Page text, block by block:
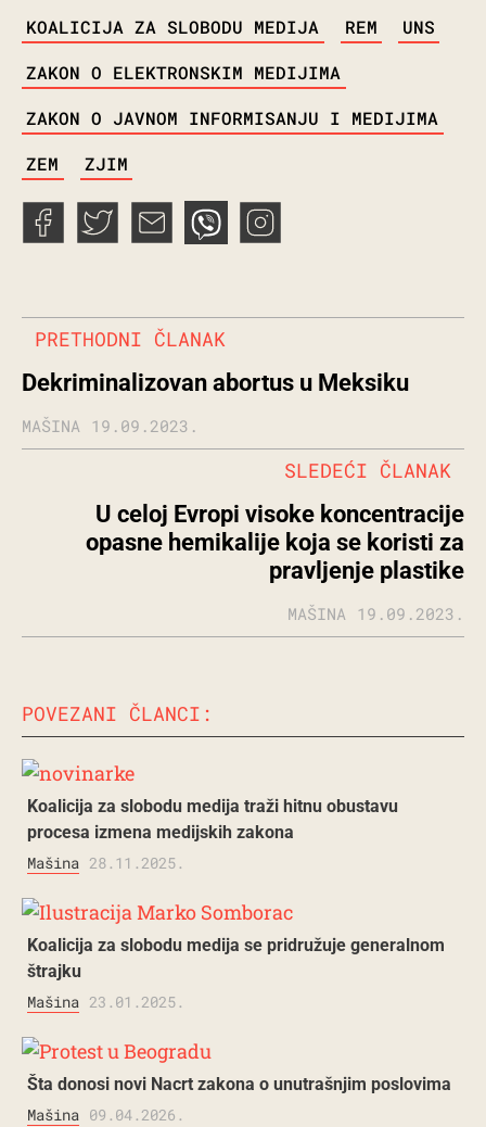
KOALICIJA ZA SLOBODU MEDIJA REM UNS
ZAKON O ELEKTRONSKIM MEDIJIMA
ZAKON O JAVNOM INFORMISANJU I MEDIJIMA
ZEM ZJIM
PRETHODNI ČLANAK
Dekriminalizovan abortus u Meksiku
MAŠINA 19.09.2023.
U celoj Evropi visoke koncentracije
opasne hemikalije koja se koristi za
pravljenje plastike
SLEDEĆI ČLANAK
MAŠINA 19.09.2023.
POVEZANI ČLANCI:
Koalicija za slobodu medija traži hitnu obustavu
procesa izmena medijskih zakona
Mašina 28.11.2025.
Koalicija za slobodu medija se pridružuje generalnom
štrajku
Mašina 23.01.2025.
Šta donosi novi Nacrt zakona o unutrašnjim poslovima
Mašina 09.04.2026.